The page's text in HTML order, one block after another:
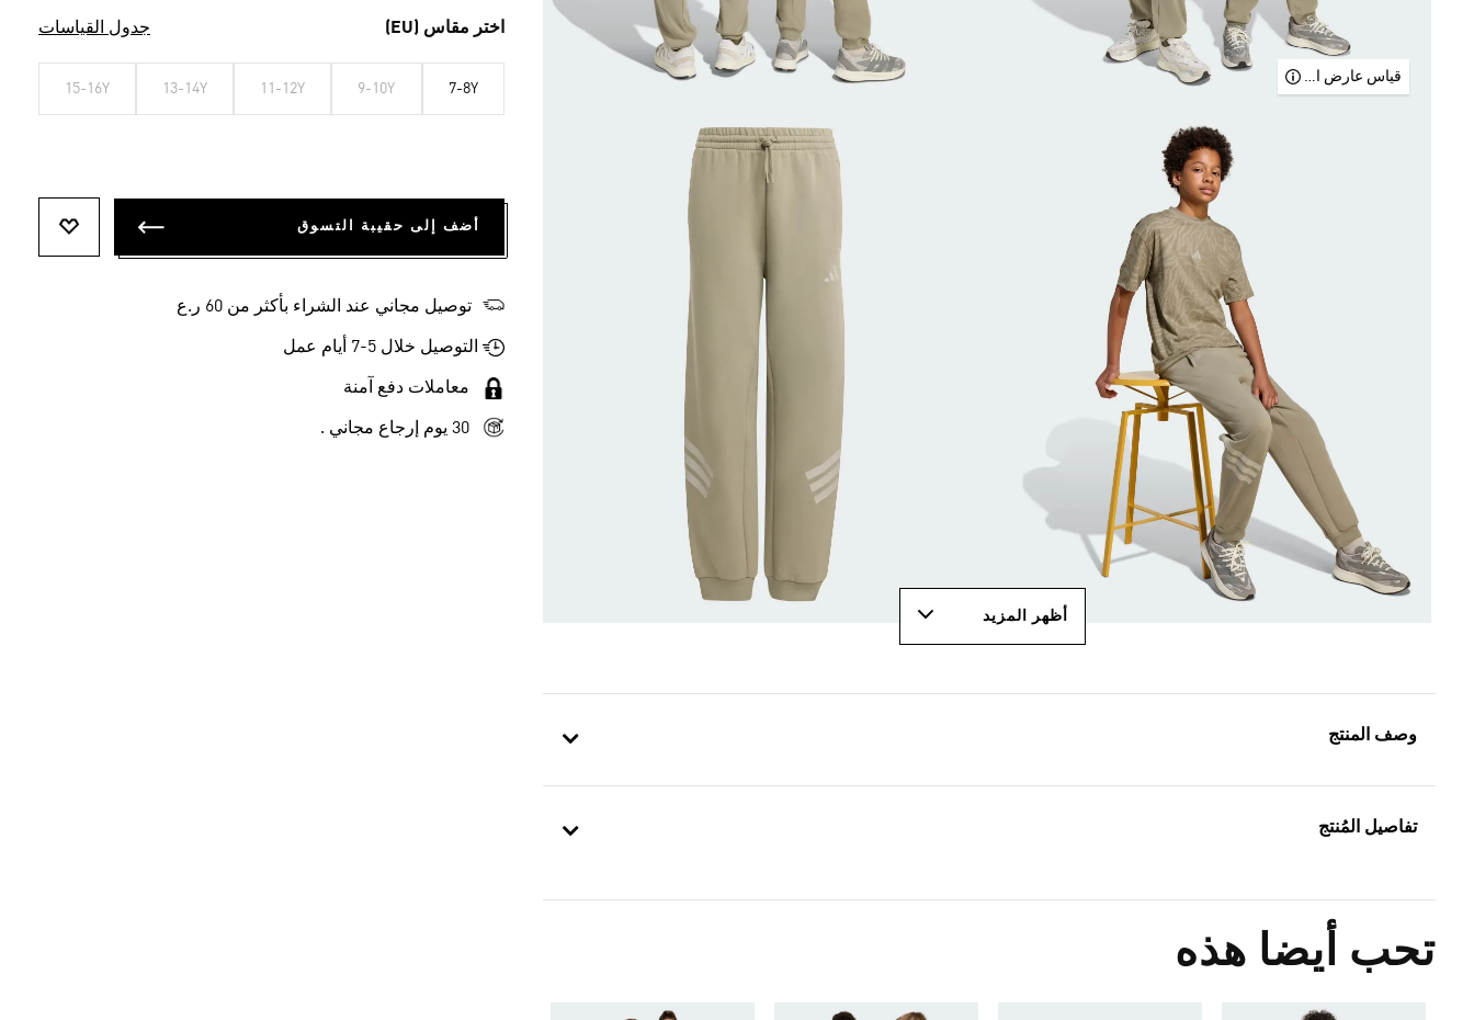
قياس عارض الأزياء
أظهر المزيد
وصف المنتج
تفاصيل المُنتج
تحب أيضا هذه
اختر مقاس (EU) جدول القياسات
7-8Y
9-10Y
11-12Y
13-14Y
15-16Y
أضف إلى حقيبة التسوق
توصيل مجاني عند الشراء بأكثر من 60 ر.ع
التوصيل خلال 5-7 أيام عمل
معاملات دفع آمنة
30 يوم إرجاع مجاني .